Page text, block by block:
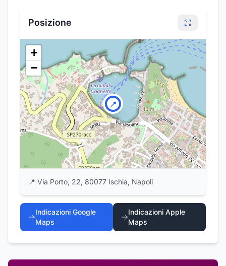
Posizione
📍
+
−
📍 Via Porto, 22, 80077 Ischia, Napoli
Indicazioni Google
Maps
Indicazioni Apple
Maps